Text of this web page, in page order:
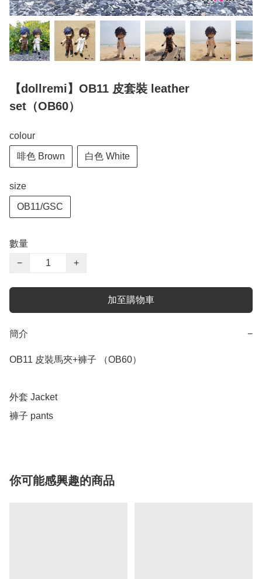
【dollremi】OB11 皮套裝 leather
set（OB60）
colour
啡色 Brown 白色 White
size
OB11/GSC
數量
−
+
加至購物車
簡介 −
OB11 皮裝馬夾+褲子 （OB60）
外套 Jacket
褲子 pants
你可能感興趣的商品